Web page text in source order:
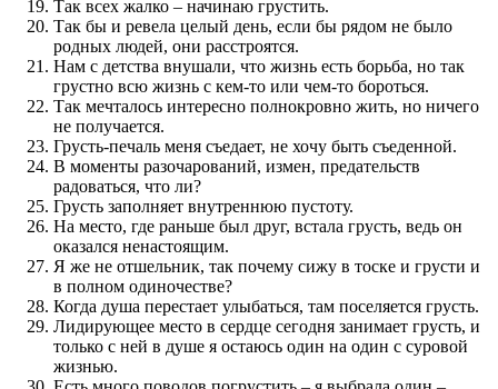
Так всех жалко – начинаю грустить.
Так бы и ревела целый день, если бы рядом не было
родных людей, они расстроятся.
Нам с детства внушали, что жизнь есть борьба, но так
грустно всю жизнь с кем-то или чем-то бороться.
Так мечталось интересно полнокровно жить, но ничего
не получается.
Грусть-печаль меня съедает, не хочу быть съеденной.
В моменты разочарований, измен, предательств
радоваться, что ли?
Грусть заполняет внутреннюю пустоту.
На место, где раньше был друг, встала грусть, ведь он
оказался ненастоящим.
Я же не отшельник, так почему сижу в тоске и грусти и
в полном одиночестве?
Когда душа перестает улыбаться, там поселяется грусть.
Лидирующее место в сердце сегодня занимает грусть, и
только с ней в душе я остаюсь один на один с суровой
жизнью.